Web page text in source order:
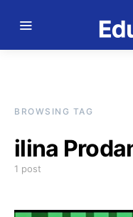
BROWSING TAG
ilina
1 post